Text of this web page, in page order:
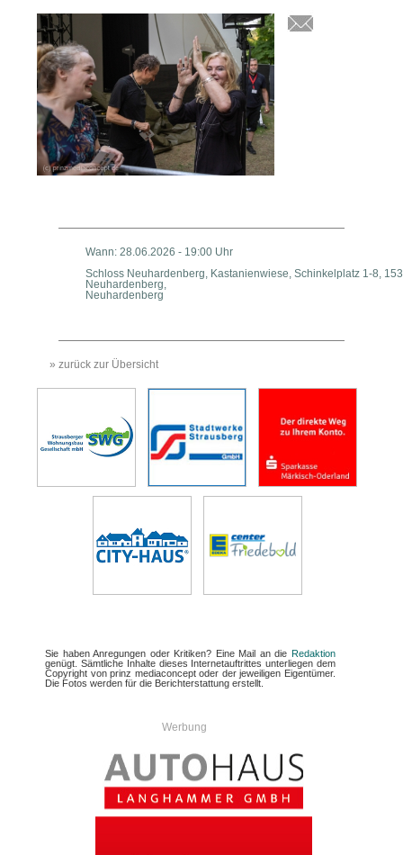
Wann: 28.06.2026 - 19:00 Uhr
Schloss Neuhardenberg, Kastanienwiese, Schinkelplatz 1-8,
Neuhardenberg,
Neuhardenberg
» zurück zur Übersicht
Sie haben Anregungen oder Kritiken? Eine Mail an die Redaktion
genügt. Sämtliche Inhalte dieses Internetauftrittes unterliegen dem
Copyright von prinz mediaconcept oder der jeweiligen Eigentümer.
Die Fotos werden für die Berichterstattung erstellt.
Werbung